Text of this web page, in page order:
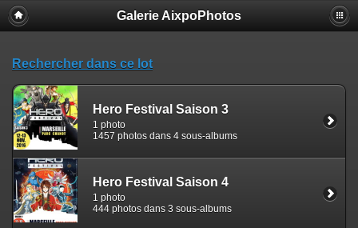
Galerie AixpoPhotos
Rechercher dans ce lot
Hero Festival Saison 3
1 photo
1457 photos dans 4 sous-albums
Hero Festival Saison 4
1 photo
444 photos dans 3 sous-albums